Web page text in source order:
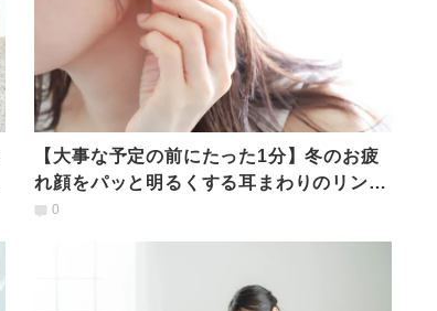
【大事な予定の前にたった1分】冬のお疲
れ顔をパッと明るくする耳まわりのリンパ
マッサージ
0